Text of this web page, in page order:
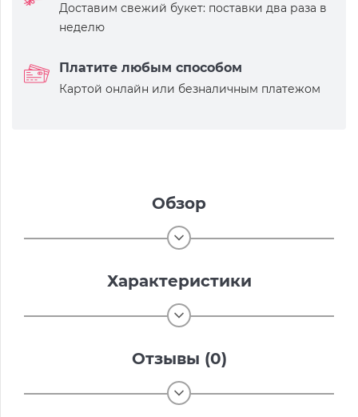
Доставим свежий букет: поставки два раза в
неделю
Платите любым способом
Картой онлайн или безналичным платежом
Обзор
Характеристики
Отзывы (0)